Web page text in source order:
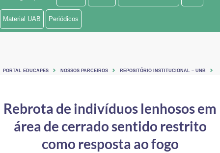
Ministério de Minas e Energia
Controladoria-Geral da União
Ministério da Mulher, da Família e dos Direitos Humanos
Material UAB Periódicos
PORTAL EDUCAPES NOSSOS PARCEIROS REPOSITÓRIO INSTITUCIONAL – UNB
Rebrota de indivíduos lenhosos em
área de cerrado sentido restrito
como resposta ao fogo